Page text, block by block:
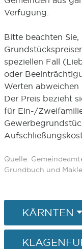
Verfügung.
Bitte beachten
speziellen Fall
oder
Werten abweichen
Der Preis bezieht
für Ein-/
Quelle:
Grundbuch und
KÄRNTEN